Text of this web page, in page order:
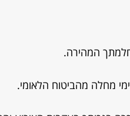
המהירה.
מחלה מהביטוח הלאומי.